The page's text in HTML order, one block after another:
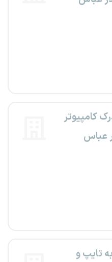
کامپیوتر
عباس
تایپ و